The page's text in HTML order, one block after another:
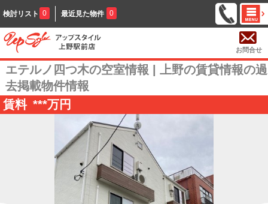
検討リスト 0 最近見た物件 0
お問合せ
エテルノ四つ木の空室情報 | 上野の賃貸情報の過
去掲載物件情報
賃料 ***万円